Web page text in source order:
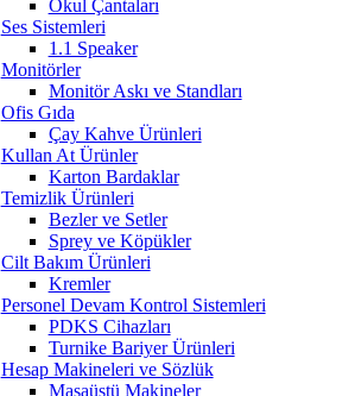
Okul Çantaları
Ses Sistemleri
1.1 Speaker
Monitörler
Monitör Askı ve Standları
Ofis Gıda
Çay Kahve Ürünleri
Kullan At Ürünler
Karton Bardaklar
Temizlik Ürünleri
Bezler ve Setler
Sprey ve Köpükler
Cilt Bakım Ürünleri
Kremler
Personel Devam Kontrol Sistemleri
PDKS Cihazları
Turnike Bariyer Ürünleri
Hesap Makineleri ve Sözlük
Masaüstü Makineler